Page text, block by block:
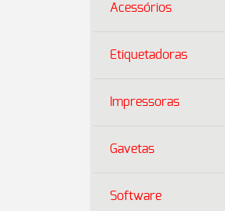
Acessórios
Etiquetadoras
Impressoras
Gavetas
Software